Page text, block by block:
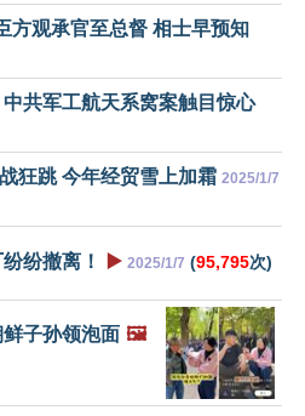
方观承官至总督 相士早预知
共军工航天系窝案触目惊心
狂跳 今年经贸雪上加霜 2025/1/7
纷撤离！ ▶️ 2025/1/7 (95,795次)
子孙领泡面 🖼️